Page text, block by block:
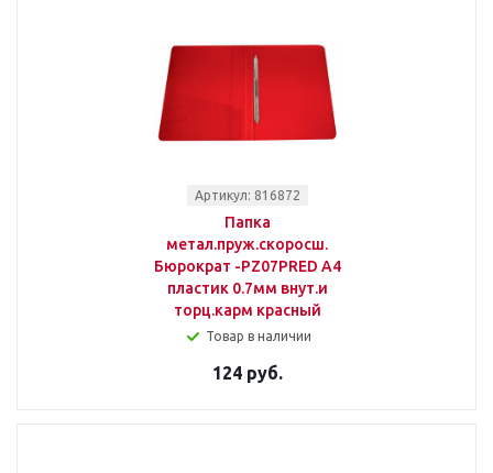
Артикул: 816872
Папка
метал.пруж.скоросш.
Бюрократ -PZ07PRED A4
пластик 0.7мм внут.и
торц.карм красный
Товар в наличии
124 руб.